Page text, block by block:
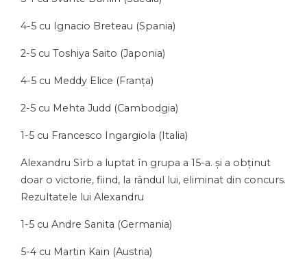
4-5 cu Ignacio Breteau (Spania)
2-5 cu Toshiya Saito (Japonia)
4-5 cu Meddy Elice (Franța)
2-5 cu Mehta Judd (Cambodgia)
1-5 cu Francesco Ingargiola (Italia)
Alexandru Sîrb a luptat în grupa a 15-a. și a obținut
doar o victorie, fiind, la rândul lui, eliminat din concurs.
Rezultatele lui Alexandru
1-5 cu Andre Sanita (Germania)
5-4 cu Martin Kain (Austria)